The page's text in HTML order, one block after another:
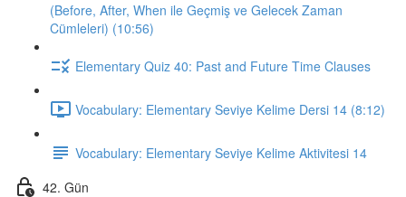
(Before, After, When ile Geçmiş ve Gelecek Zaman
Cümleleri) (10:56)
Elementary Quiz 40: Past and Future Time Clauses
Vocabulary: Elementary Seviye Kelime Dersi 14 (8:12)
Vocabulary: Elementary Seviye Kelime Aktivitesi 14
42. Gün